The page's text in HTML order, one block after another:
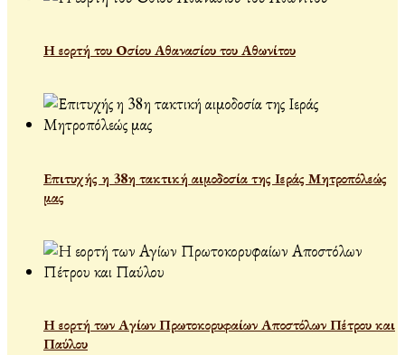
Η εορτή του Οσίου Αθανασίου του Αθωνίτου
Επιτυχής η 38η τακτική αιμοδοσία της Ιεράς Μητροπόλεώς
μας
Η εορτή των Αγίων Πρωτοκορυφαίων Αποστόλων Πέτρου και
Παύλου